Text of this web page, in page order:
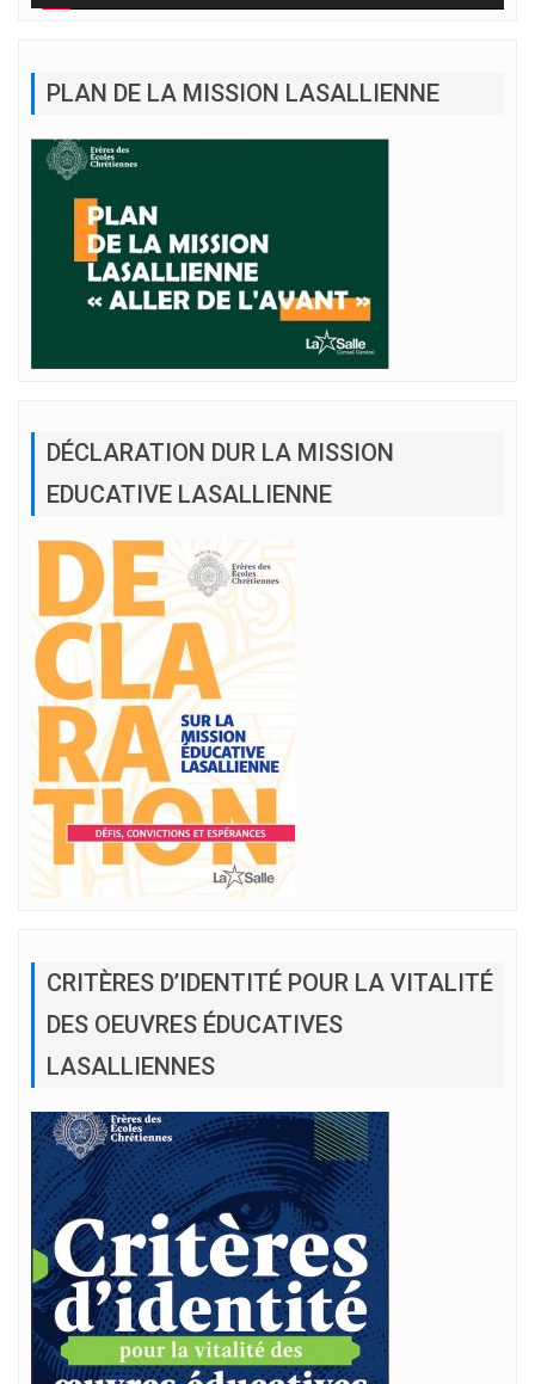
PLAN DE LA MISSION LASALLIENNE
DÉCLARATION DUR LA MISSION
EDUCATIVE LASALLIENNE
CRITÈRES D’IDENTITÉ POUR LA VITALITÉ
DES OEUVRES ÉDUCATIVES
LASALLIENNES